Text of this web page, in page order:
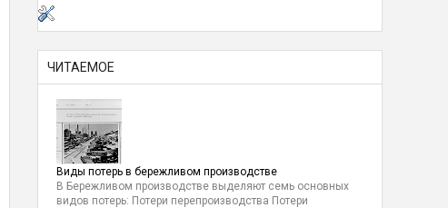
ЧИТАЕМОЕ
Виды потерь в бережливом производстве
В Бережливом производстве выделяют семь основных
видов потерь: Потери перепроизводства Потери